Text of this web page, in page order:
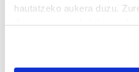
hautatzeko aukera duzu.
If you allow, we would also